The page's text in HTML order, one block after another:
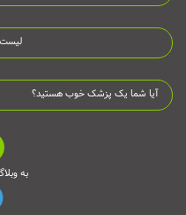
آیا شما یک پزشک خوب هستید؟
به